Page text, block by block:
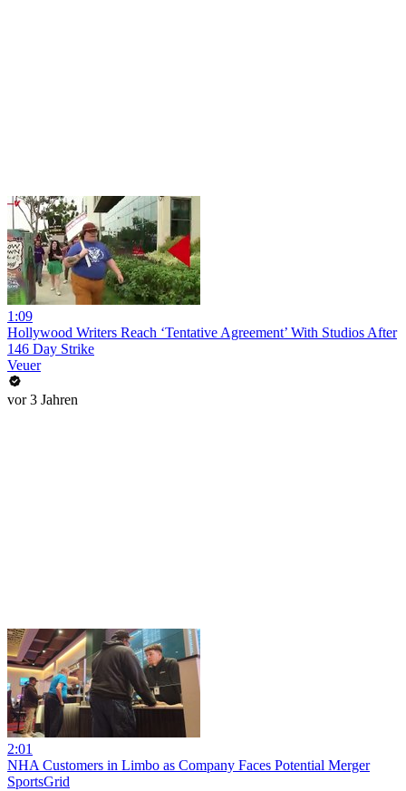
1:09
Hollywood Writers Reach ‘Tentative Agreement’ With Studios After
146 Day Strike
Veuer
vor 3 Jahren
2:01
NHA Customers in Limbo as Company Faces Potential Merger
SportsGrid